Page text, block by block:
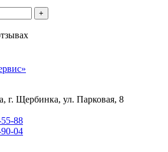
+
г. Щербинка, ул. Парковая, 8
88
04